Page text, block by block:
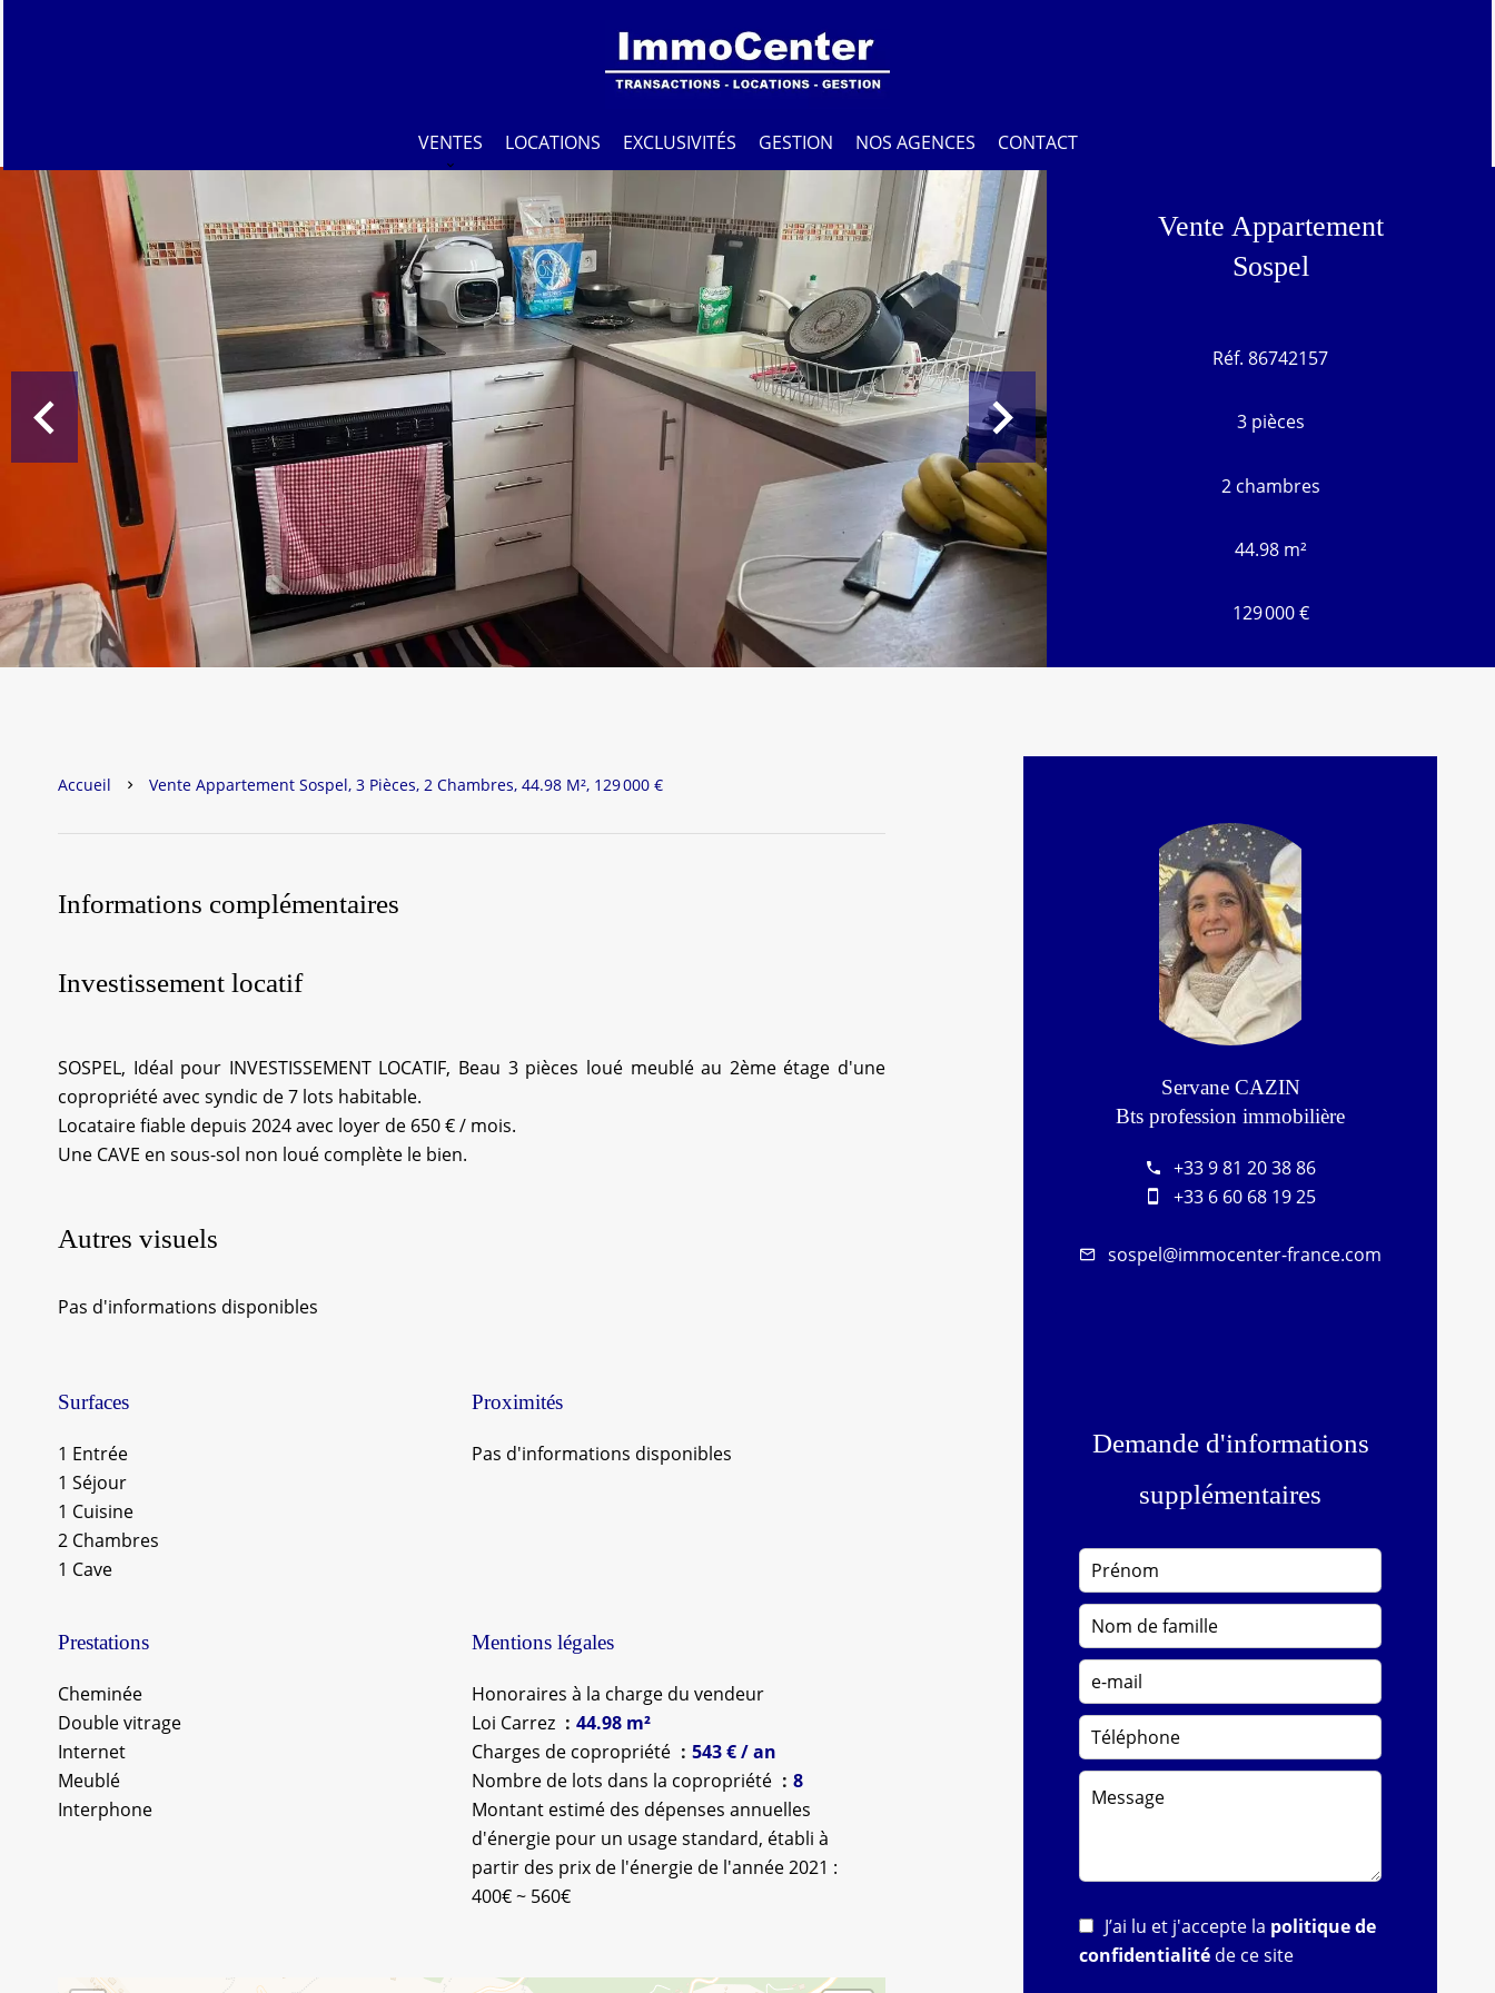
VENTES LOCATIONS EXCLUSIVITÉS GESTION NOS AGENCES CONTACT
Vente Appartement
Sospel
Réf. 86742157
3 pièces
2 chambres
44.98 m²
129 000 €
Accueil Vente Appartement Sospel, 3 Pièces, 2 Chambres, 44.98 M², 129 000 €
Informations complémentaires
Investissement locatif
SOSPEL, Idéal pour INVESTISSEMENT LOCATIF, Beau 3 pièces loué meublé au 2ème étage d'une
copropriété avec syndic de 7 lots habitable.
Locataire fiable depuis 2024 avec loyer de 650 € / mois.
Une CAVE en sous-sol non loué complète le bien.
Autres visuels
Pas d'informations disponibles
Surfaces
1 Entrée
1 Séjour
1 Cuisine
2 Chambres
1 Cave
Proximités
Pas d'informations disponibles
Prestations
Cheminée
Double vitrage
Internet
Meublé
Interphone
Mentions légales
Honoraires à la charge du vendeur
Loi Carrez
44.98 m²
Charges de copropriété
543 € / an
Nombre de lots dans la copropriété
8
Montant estimé des dépenses annuelles
d'énergie pour un usage standard, établi à
partir des prix de l'énergie de l'année 2021 :
400€ ~ 560€
Servane CAZIN
Bts profession immobilière
+33 9 81 20 38 86
+33 6 60 68 19 25
sospel@immocenter-france.com
Demande d'informations
supplémentaires
J’ai lu et j'accepte la politique de
confidentialité de ce site